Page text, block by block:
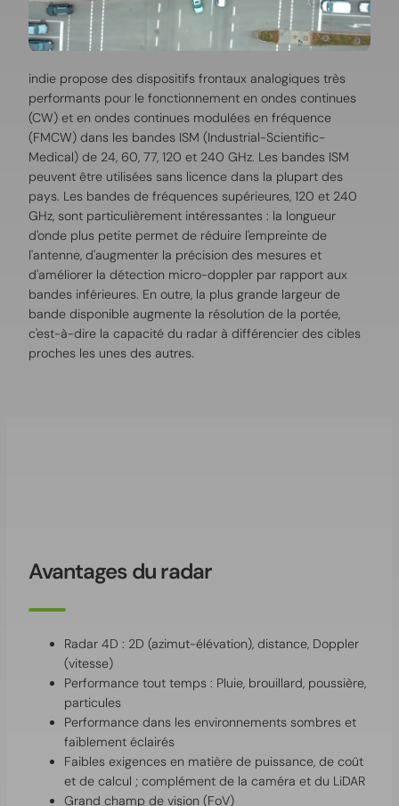
indie propose des dispositifs frontaux analogiques très
performants pour le fonctionnement en ondes continues
(CW) et en ondes continues modulées en fréquence
(FMCW) dans les bandes ISM (Industrial-Scientific-
Medical) de 24, 60, 77, 120 et 240 GHz. Les bandes ISM
peuvent être utilisées sans licence dans la plupart des
pays. Les bandes de fréquences supérieures, 120 et 240
GHz, sont particulièrement intéressantes : la longueur
d'onde plus petite permet de réduire l'empreinte de
l'antenne, d'augmenter la précision des mesures et
d'améliorer la détection micro-doppler par rapport aux
bandes inférieures. En outre, la plus grande largeur de
bande disponible augmente la résolution de la portée,
c'est-à-dire la capacité du radar à différencier des cibles
proches les unes des autres.
Avantages du radar
Radar 4D : 2D (azimut-élévation), distance, Doppler
(vitesse)
Performance tout temps : Pluie, brouillard, poussière,
particules
Performance dans les environnements sombres et
faiblement éclairés
Faibles exigences en matière de puissance, de coût
et de calcul ; complément de la caméra et du LiDAR
Grand champ de vision (FoV)